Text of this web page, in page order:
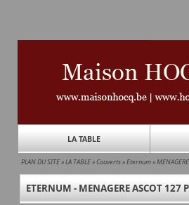
LA TABLE
PLAN DU SITE»LA TABLE»Couverts»Eternum»
ETERNUM - MENAGERE ASCOT 127